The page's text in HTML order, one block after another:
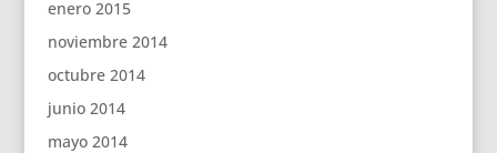
enero 2015
noviembre 2014
octubre 2014
junio 2014
mayo 2014